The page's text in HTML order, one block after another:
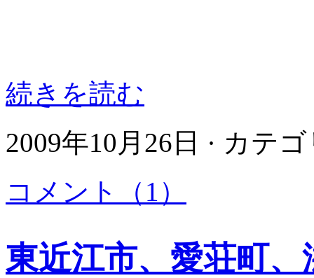
続きを読む
2009年10月26日 · カテ
コメント（1）
東近江市、愛荘町